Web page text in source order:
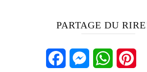
PARTAGE DU